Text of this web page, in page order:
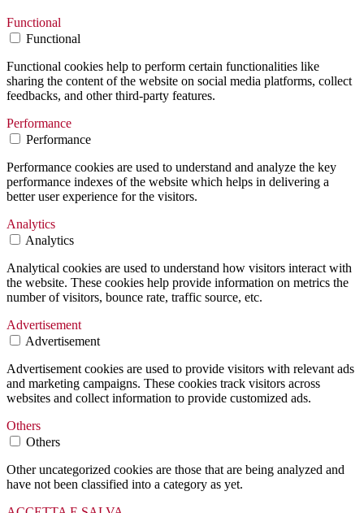
Functional
Functional
Functional cookies help to perform certain functionalities like
sharing the content of the website on social media platforms, collect
feedbacks, and other third-party features.
Performance
Performance
Performance cookies are used to understand and analyze the key
performance indexes of the website which helps in delivering a
better user experience for the visitors.
Analytics
Analytics
Analytical cookies are used to understand how visitors interact with
the website. These cookies help provide information on metrics the
number of visitors, bounce rate, traffic source, etc.
Advertisement
Advertisement
Advertisement cookies are used to provide visitors with relevant ads
and marketing campaigns. These cookies track visitors across
websites and collect information to provide customized ads.
Others
Others
Other uncategorized cookies are those that are being analyzed and
have not been classified into a category as yet.